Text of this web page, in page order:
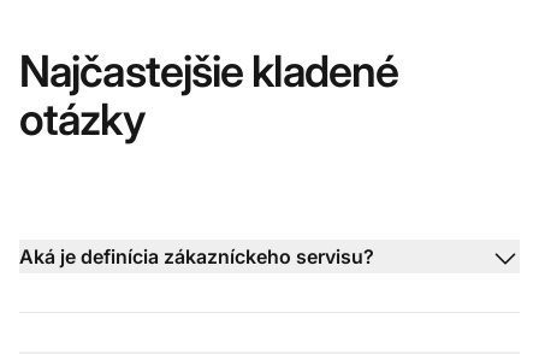
Najčastejšie kladené
otázky
Aká je definícia zákazníckeho servisu?